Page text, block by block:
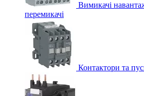
Вимикачі
перемикачі
Контактори та